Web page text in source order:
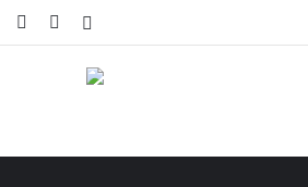
You TubeInstagramWhatsApp